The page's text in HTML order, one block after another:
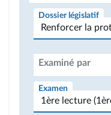
Dossier législatif
Examiné par
Examen